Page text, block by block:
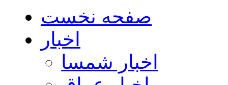
صفحه نخست
اخبار
اخبار شمسا